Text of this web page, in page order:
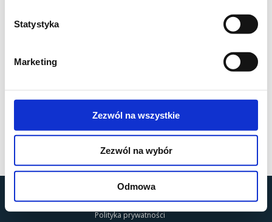
Statystyka
Marketing
Zezwól na wszystkie
Zezwól na wybór
Odmowa
MOBILUS MOTOR© All rights reserved
Polityka prywatności